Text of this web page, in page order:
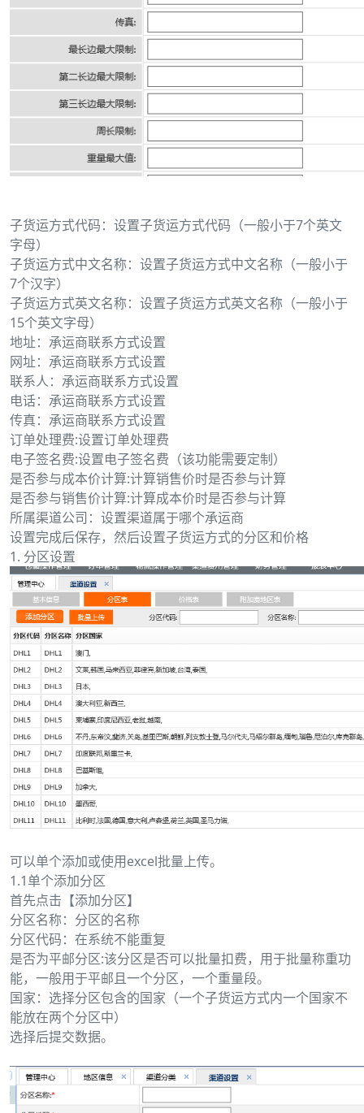
子货运方式代码：设置子货运方式代码（一般小于7个英文
字母）
子货运方式中文名称：设置子货运方式中文名称（一般小于
7个汉字）
子货运方式英文名称：设置子货运方式英文名称（一般小于
15个英文字母）
地址：承运商联系方式设置
网址：承运商联系方式设置
联系人：承运商联系方式设置
电话：承运商联系方式设置
传真：承运商联系方式设置
订单处理费:设置订单处理费
电子签名费:设置电子签名费（该功能需要定制）
是否参与成本价计算:计算销售价时是否参与计算
是否参与销售价计算:计算成本价时是否参与计算
所属渠道公司：设置渠道属于哪个承运商
设置完成后保存，然后设置子货运方式的分区和价格
1. 分区设置
可以单个添加或使用excel批量上传。
1.1单个添加分区
首先点击【添加分区】
分区名称：分区的名称
分区代码：在系统不能重复
是否为平邮分区:该分区是否可以批量扣费，用于批量称重功
能，一般用于平邮且一个分区，一个重量段。
国家：选择分区包含的国家（一个子货运方式内一个国家不
能放在两个分区中）
选择后提交数据。